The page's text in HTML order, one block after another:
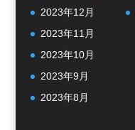
2023年12月
2023年11月
2023年10月
2023年9月
2023年8月